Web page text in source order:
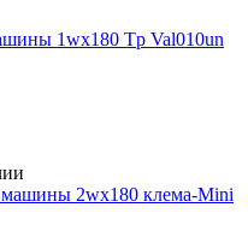
1wx180 Tp Val010un